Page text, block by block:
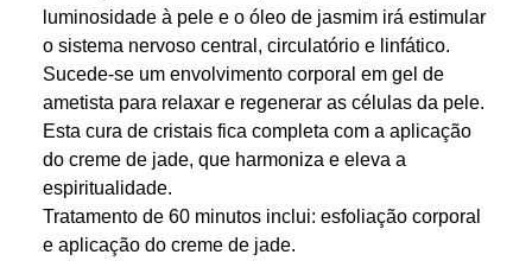
luminosidade à pele e o óleo de jasmim irá estimular
o sistema nervoso central, circulatório e linfático.
Sucede-se um envolvimento corporal em gel de
ametista para relaxar e regenerar as células da pele.
Esta cura de cristais fica completa com a aplicação
do creme de jade, que harmoniza e eleva a
espiritualidade.
Tratamento de 60 minutos inclui: esfoliação corporal
e aplicação do creme de jade.